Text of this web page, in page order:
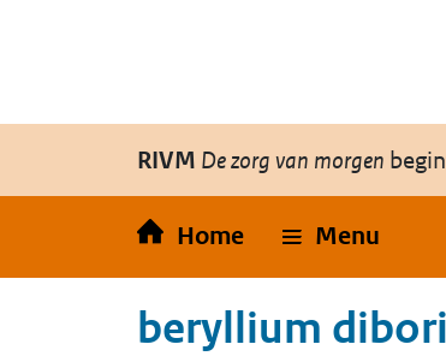
RIVM De zorg van morgen
Home Menu
beryllium